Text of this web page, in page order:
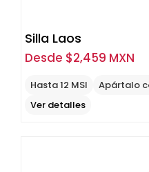
Silla Laos
Desde $2,459 MXN
Hasta 12 MSI
Apártalo
Ver detalles